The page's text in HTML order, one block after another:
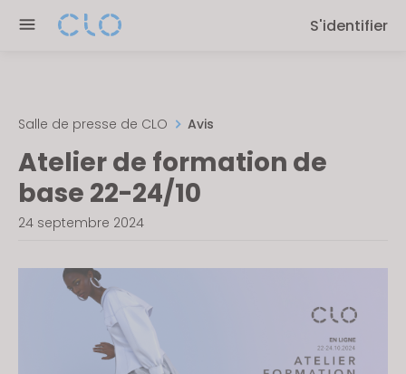
note:
accessibility
system.
S'identifier
Salle de presse de CLO Avis
Atelier de formation de
base 22-24/10
24 septembre 2024